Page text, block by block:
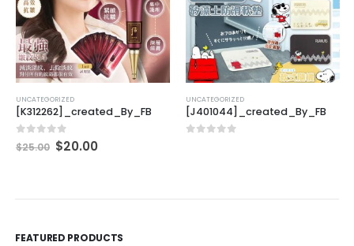
UNCATEGORIZED
[K312262]_created_By_FB
0 out of 5
$25.00 $20.00
UNCATEGORIZED
[J401044]_created_By_FB
FEATURED PRODUCTS